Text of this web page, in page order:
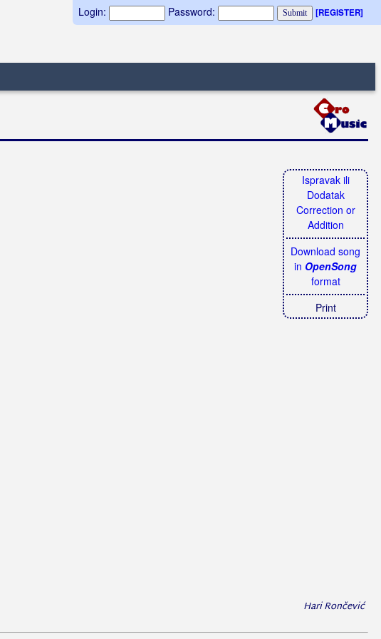
Login: Password: [REGISTER]
Ispravak ili
Dodatak
Correction or
Addition
Download song
in OpenSong
format
Print
Hari Rončević